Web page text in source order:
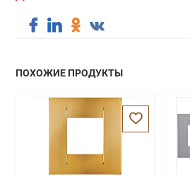
ПОХОЖИЕ ПРОДУКТЫ